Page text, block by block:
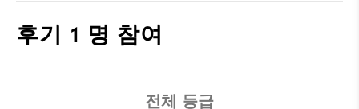
후기 1 명 참여
전체 등급